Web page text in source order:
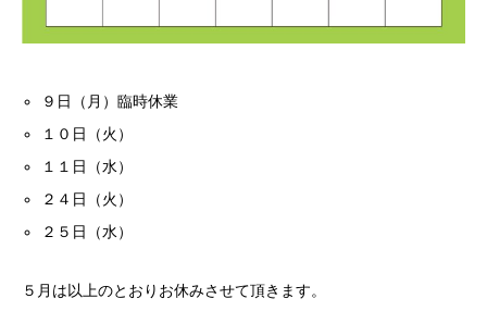
９日（月）臨時休業
１０日（火）
１１日（水）
２４日（火）
２５日（水）
５月は以上のとおりお休みさせて頂きます。